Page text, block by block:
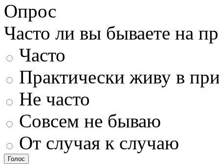
Опрос
Часто ли вы бываете на
Часто
Практически живу в
Не часто
Совсем не бываю
От случая к случаю
Голос